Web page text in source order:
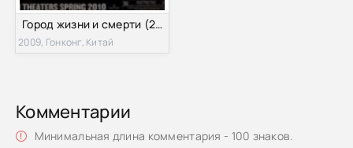
Город жизни и смерти (2009)
2009, Гонконг, Китай
Комментарии
Минимальная длина комментария - 100 знаков.